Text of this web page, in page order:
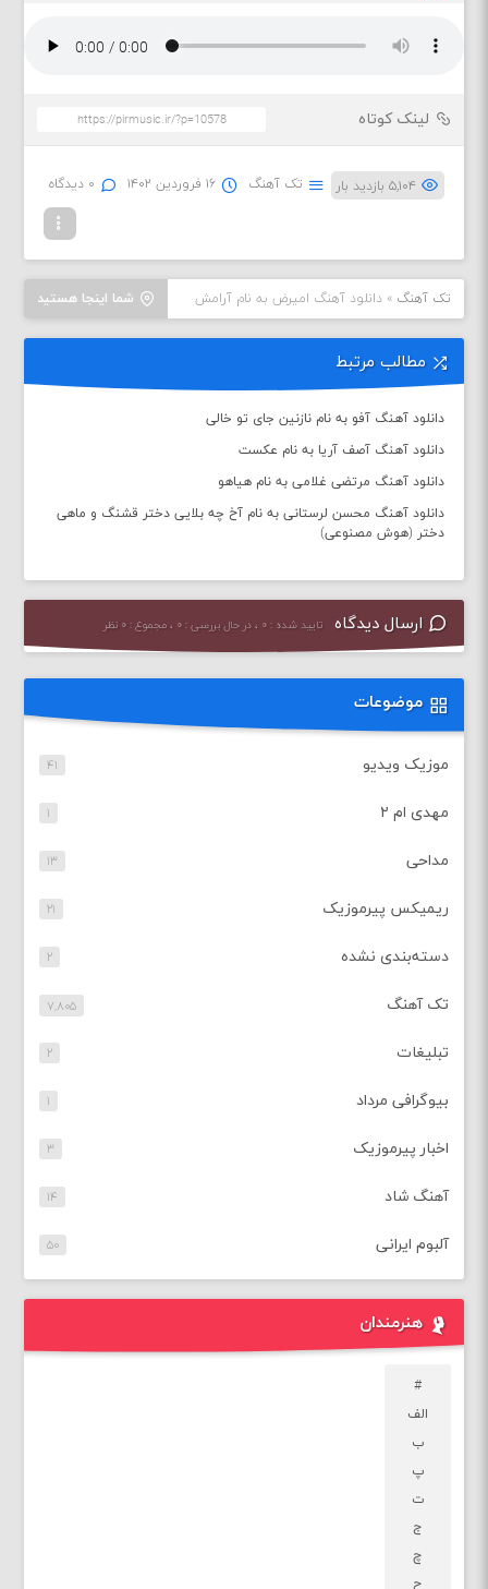
لینک کوتاه
۵,۱۰۴ بازدید بار تک آهنگ ۱۶ فروردین ۱۴۰۲ ۰ دیدگاه
شما اینجا هستید تک آهنگ »دانلود آهنگ امیرض به نام آرامش
مطالب مرتبط
دانلود آهنگ آفو به نام نازنین جای تو خالی
دانلود آهنگ آصف آریا به نام عکست
دانلود آهنگ مرتضی غلامی به نام هیاهو
دانلود آهنگ محسن لرستانی به نام آخ چه بلایی دختر قشنگ و ماهی
دختر (هوش مصنوعی)
ارسال دیدگاه تایید شده : ۰ ، در حال بررسی : ۰ ، مجموع : ۰ نظر
موضوعات
موزیک ویدیو ۴۱
مهدی ام ۲ ۱
مداحی ۱۳
ریمیکس پیرموزیک ۲۱
دسته‌بندی نشده ۲
تک آهنگ ۷,۸۰۵
تبلیغات ۲
بیوگرافی مرداد ۱
اخبار پیرموزیک ۳
آهنگ شاد ۱۴
آلبوم ایرانی ۵۰
هنرمندان
#
الف
ب
پ
ت
ج
چ
ح